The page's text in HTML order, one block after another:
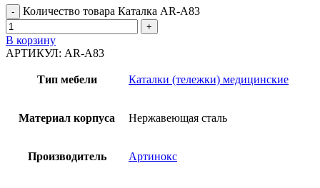
Количество товара Каталка AR-A83
В корзину
АРТИКУЛ: AR-A83
Тип мебели Каталки (тележки) медицинские
Материал корпуса Нержавеющая сталь
Производитель Артинокс